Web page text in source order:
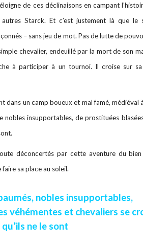
de ces déclinaisons en campant
Starck. Et c’est justement là que le
– sans jeu de mot. Pas de lutte de
chevalier, endeuillé par la mort de son
à participer à un tournoi. Il croise sur
dans un camp boueux et mal famé, médiéval
nobles insupportables, de prostituées
déconcertés par cette aventure du
sa place au soleil.
nobles insupportables,
véhémentes et chevaliers se
ne le sont